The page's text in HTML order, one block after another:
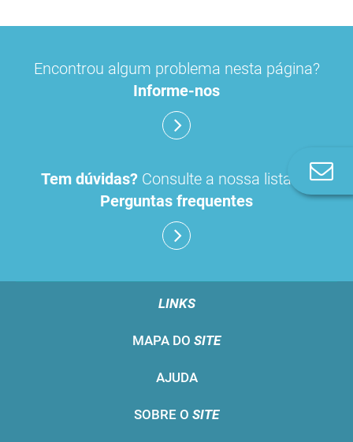
Encontrou algum problema nesta página?
Informe-nos
Tem dúvidas? Consulte a nossa lista de
Perguntas frequentes
LINKS
MAPA DO SITE
AJUDA
SOBRE O SITE